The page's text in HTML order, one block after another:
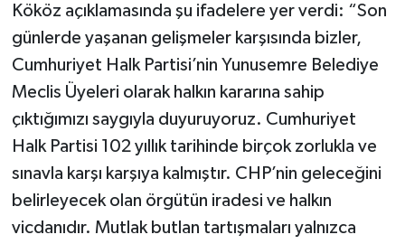
Kököz açıklamasında şu ifadelere yer verdi: “Son
günlerde yaşanan gelişmeler karşısında bizler,
Cumhuriyet Halk Partisi’nin Yunusemre Belediye
Meclis Üyeleri olarak halkın kararına sahip
çıktığımızı saygıyla duyuruyoruz. Cumhuriyet
Halk Partisi 102 yıllık tarihinde birçok zorlukla ve
sınavla karşı karşıya kalmıştır. CHP’nin geleceğini
belirleyecek olan örgütün iradesi ve halkın
vicdanıdır. Mutlak butlan tartışmaları yalnızca